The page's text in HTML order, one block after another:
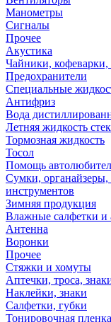
Манометры
Сигналы
Прочее
Акустика
Чайники,
Предохранители
Специальные
Антифриз
Вода
Летняя жидкость
Тормозная жидкость
Тосол
Помощь
Сумки, органайзеры,
инструментов
Зимняя продукция
Влажные салфетки и
Антенна
Воронки
Прочее
Стяжки и хомуты
Аптечки, троса,
Наклейки, знаки
Салфетки, губки
Тонировочная пленка